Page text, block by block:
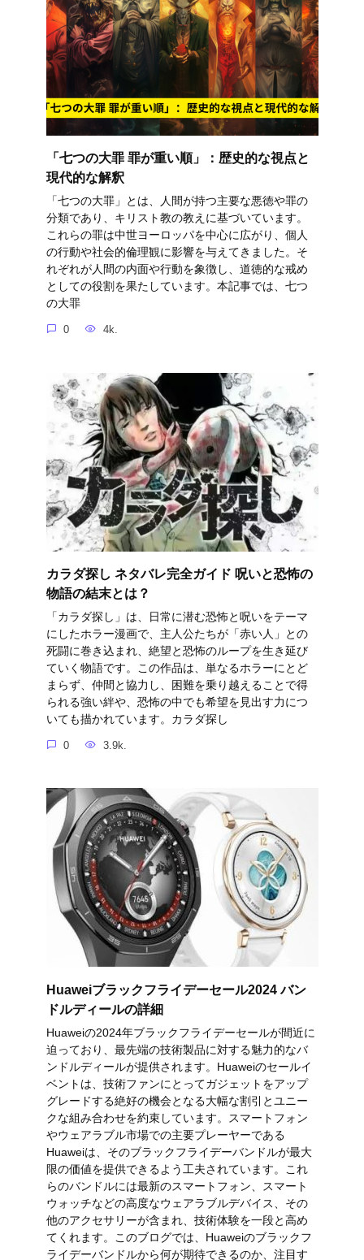
「七つの大罪 罪が重い順」：歴史的な視点と
現代的な解釈
「七つの大罪」とは、人間が持つ主要な悪徳や罪の
分類であり、キリスト教の教えに基づいています。
これらの罪は中世ヨーロッパを中心に広がり、個人
の行動や社会的倫理観に影響を与えてきました。そ
れぞれが人間の内面や行動を象徴し、道徳的な戒め
としての役割を果たしています。本記事では、七つ
の大罪
0 4k.
カラダ探し ネタバレ完全ガイド 呪いと恐怖の
物語の結末とは？
「カラダ探し」は、日常に潜む恐怖と呪いをテーマ
にしたホラー漫画で、主人公たちが「赤い人」との
死闘に巻き込まれ、絶望と恐怖のループを生き延び
ていく物語です。この作品は、単なるホラーにとど
まらず、仲間と協力し、困難を乗り越えることで得
られる強い絆や、恐怖の中でも希望を見出す力につ
いても描かれています。カラダ探し
0 3.9k.
Huaweiブラックフライデーセール2024 バン
ドルディールの詳細
Huaweiの2024年ブラックフライデーセールが間近に
迫っており、最先端の技術製品に対する魅力的なバ
ンドルディールが提供されます。Huaweiのセールイ
ベントは、技術ファンにとってガジェットをアップ
グレードする絶好の機会となる大幅な割引とユニー
クな組み合わせを約束しています。スマートフォン
やウェアラブル市場での主要プレーヤーである
Huaweiは、そのブラックフライデーバンドルが最大
限の価値を提供できるよう工夫されています。これ
らのバンドルには最新のスマートフォン、スマート
ウォッチなどの高度なウェアラブルデバイス、その
他のアクセサリーが含まれ、技術体験を一段と高め
てくれます。このブログでは、Huaweiのブラックフ
ライデーバンドルから何が期待できるのか、注目す